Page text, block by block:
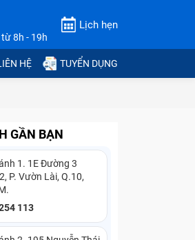
8h - 19h
Lịch hẹn
HỆ TUYỂN DỤNG
GẦN BẠN
1. 1E Đường 3
P. Vườn Lài, Q.10,
113